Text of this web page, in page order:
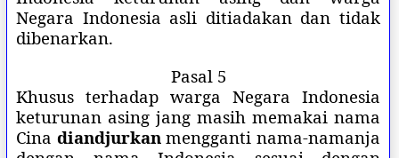
Negara Indonesia asli ditiadakan dan tidak
dibenarkan.
Pasal 5
Khusus terhadap warga Negara Indonesia
keturunan asing jang masih memakai nama
Cina diandjurkanmengganti nama-namanja